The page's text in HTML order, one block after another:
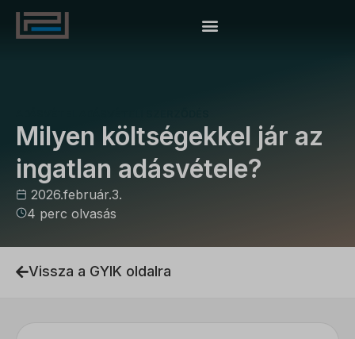
Milyen költségekkel jár az
ingatlan adásvétele?
2026.február.3.
4 perc olvasás
Vissza a GYIK oldalra